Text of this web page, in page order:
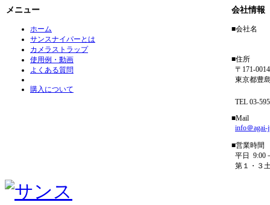
メニュー
ホーム
サンスナイパーとは
カメラストラップ
使用例・動画
よくある質問
購入について
会社情報
■会社名
■住所
〒171-0014
東京都豊
TEL 03-
■Mail
info＠agai-
■営業時間
平日 9:00
第１・３